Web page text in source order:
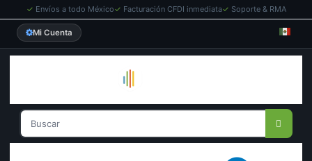
✓ Envíos a todo México✓ Facturación CFDI inmediata✓ Soporte & RMA
Mi Cuenta